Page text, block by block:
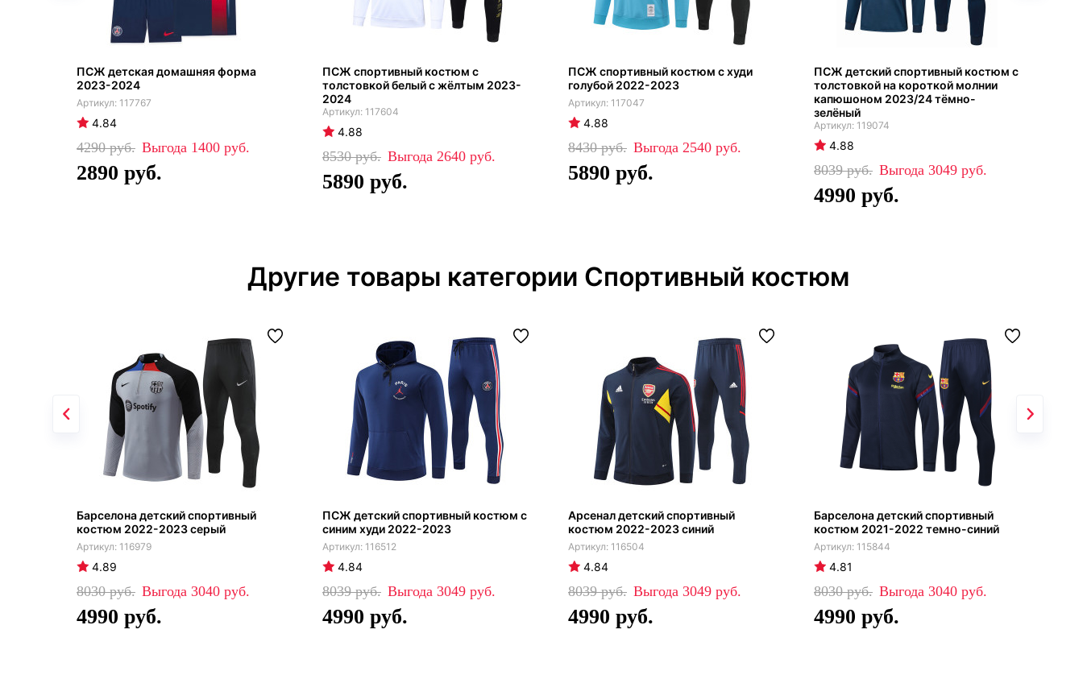
ПСЖ детская домашняя форма
2023-2024
117767
4.84
4290 1400
2890
ПСЖ спортивный костюм с
толстовкой белый с жёлтым 2023-
2024
117604
4.88
8530 2640
5890
ПСЖ спортивный костюм с худи
голубой 2022-2023
117047
4.88
8430 2540
5890
ПСЖ детский спортивный костюм с
толстовкой на короткой молнии
капюшоном 2023/24 тёмно-
зелёный
119074
4.88
8039 3049
4990
Другие товары категории Спортивный костюм
Барселона детский спортивный
костюм 2022-2023 серый
116979
4.89
8030 3040
4990
ПСЖ детский спортивный костюм с
синим худи 2022-2023
116512
4.84
8039 3049
4990
Арсенал детский спортивный
костюм 2022-2023 синий
116504
4.84
8039 3049
4990
Барселона детский спортивный
костюм 2021-2022 темно-синий
115844
4.81
8030 3040
4990